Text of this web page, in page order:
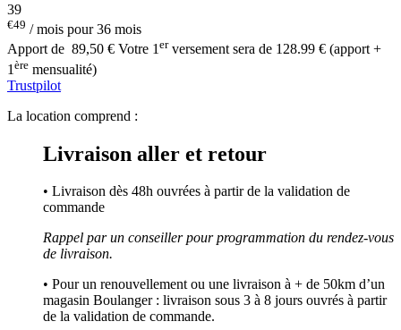
39
€49 / mois pour 36 mois
Apport de 89,50 € Votre 1 erversement sera de 128.99 € (apport +
1 ère mensualité)
Trustpilot
La location comprend :
Livraison aller et retour
• Livraison dès 48h ouvrées à partir de la validation de
commande
Rappel par un conseiller pour programmation du rendez-vous
de livraison.
• Pour un renouvellement ou une livraison à + de 50km d’un
magasin Boulanger : livraison sous 3 à 8 jours ouvrés à partir
de la validation de commande.